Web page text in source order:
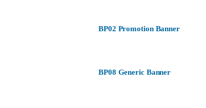
BP02 Promotion Banner
BP08 Generic Banner